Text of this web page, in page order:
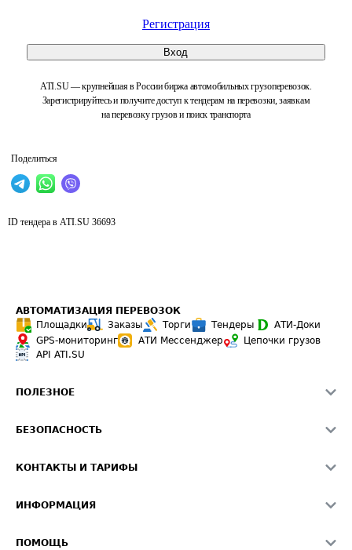
Регистрация
Вход
ATI.SU — крупнейшая в России биржа автомобильных грузоперевозок.
Зарегистрируйтесь и получите доступ к тендерам на перевозки, заявкам
на перевозку грузов и поиск транспорта
Поделиться
ID тендера в ATI.SU 36693
АВТОМАТИЗАЦИЯ ПЕРЕВОЗОК
Площадки
Заказы Торги Тендеры
АТИ-Доки
GPS-мониторинг
АТИ Мессенджер
Цепочки грузов
API ATI.SU
ПОЛЕЗНОЕ
Звезды ATI.SU на вашем сайте
Средние ставки
БЕЗОПАСНОСТЬ
Светофор+
О формировании Паспорта
КОНТАКТЫ И ТАРИФЫ
Реклама на сайте
ИНФОРМАЦИЯ
ПОМОЩЬ